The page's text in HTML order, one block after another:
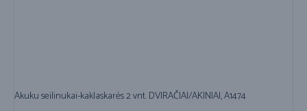
Akuku seilinukai-kaklaskarės 2 vnt. DVIRAČIAI/AKINIAI, A1474